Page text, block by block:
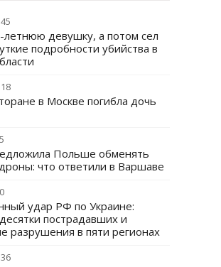
летнюю девушку, а потом сел
подробности убийства в
в Москве погибла дочь
Польше обменять
что ответили в Варшаве
удар РФ по Украине:
пострадавших и
разрушения в пяти регионах